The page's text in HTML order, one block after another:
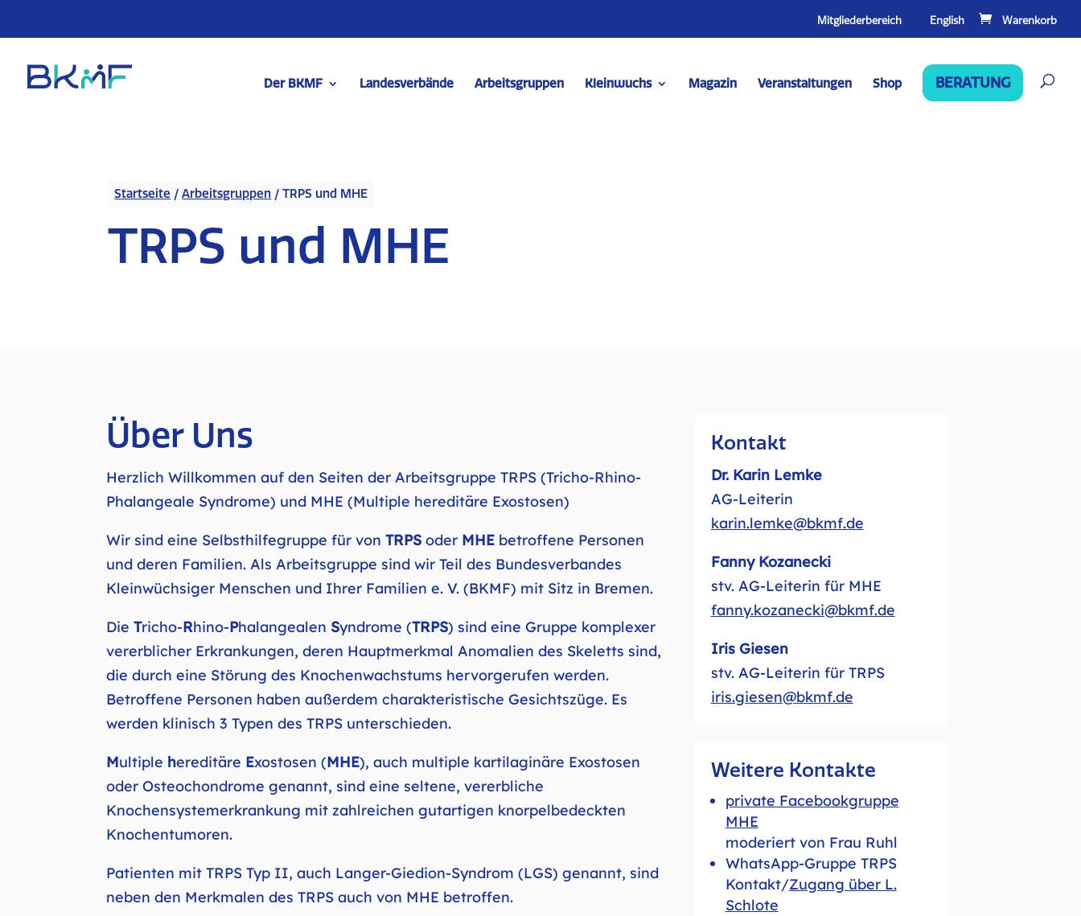
content
Mitgliederbereich English
Der BKMF Landesverbände Arbeitsgruppen Kleinwuchs Magazin Veranstaltungen Shop BERATUNG
Startseite /Arbeitsgruppen /TRPS und MHE
TRPS und MHE
Über Uns
Herzlich Willkommen auf den Seiten der Arbeitsgruppe TRPS (Tricho-Rhino-
Phalangeale Syndrome) und MHE (Multiple hereditäre Exostosen)
Wir sind eine Selbsthilfegruppe für von TRPS oder MHE betroffene Personen
und deren Familien. Als Arbeitsgruppe sind wir Teil des Bundesverbandes
Kleinwüchsiger Menschen und Ihrer Familien e. V. (BKMF) mit Sitz in Bremen.
Die Tricho-Rhino-Phalangealen Syndrome (TRPS) sind eine Gruppe komplexer
vererblicher Erkrankungen, deren Hauptmerkmal Anomalien des Skeletts sind,
die durch eine Störung des Knochenwachstums hervorgerufen werden.
Betroffene Personen haben außerdem charakteristische Gesichtszüge. Es
werden klinisch 3 Typen des TRPS unterschieden.
Multiple hereditäre Exostosen (MHE), auch multiple kartilaginäre Exostosen
oder Osteochondrome genannt, sind eine seltene, vererbliche
Knochensystemerkrankung mit zahlreichen gutartigen knorpelbedeckten
Knochentumoren.
Patienten mit TRPS Typ II, auch Langer-Giedion-Syndrom (LGS) genannt, sind
neben den Merkmalen des TRPS auch von MHE betroffen.
Kontakt
Dr. Karin Lemke
AG-Leiterin
karin.lemke@bkmf.de
Fanny Kozanecki
stv. AG-Leiterin für MHE
fanny.kozanecki@bkmf.de
Iris Giesen
stv. AG-Leiterin für TRPS
iris.giesen@bkmf.de
Weitere Kontakte
private Facebookgruppe
MHE
moderiert von Frau Ruhl
WhatsApp-Gruppe TRPS
Kontakt/Zugang über L.
Schlote